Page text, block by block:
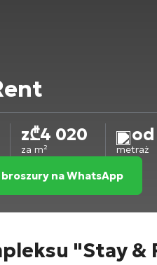
z₾4 020
za m²
od
metraż
na WhatsApp
"Stay &